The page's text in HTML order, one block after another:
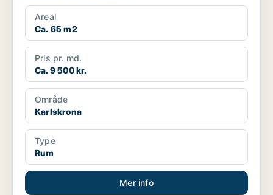
Areal
Ca. 65 m2
Pris pr. md.
Ca. 9 500 kr.
Område
Karlskrona
Type
Rum
Mer info